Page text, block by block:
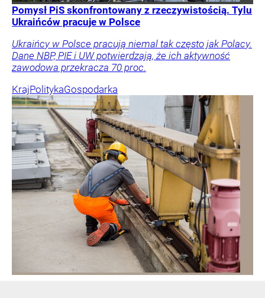
Pomysł PiS skonfrontowany z rzeczywistością. Tylu
Ukraińców pracuje w Polsce
Ukraińcy w Polsce pracują niemal tak często jak Polacy.
Dane NBP, PIE i UW potwierdzają, że ich aktywność
zawodowa przekracza 70 proc.
KrajPolitykaGospodarka